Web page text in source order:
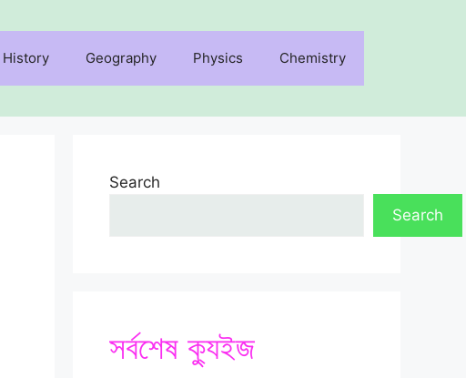
History Geography Physics Chemistry
Search
Search
সর্বশেষ ক্যুইজ